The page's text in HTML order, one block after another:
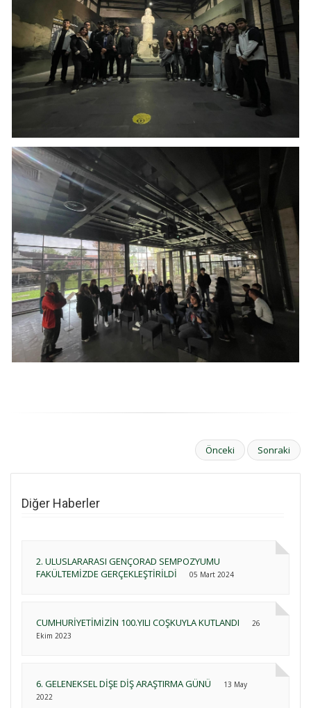
Önceki Sonraki
Diğer Haberler
2. ULUSLARARASI GENÇORAD SEMPOZYUMU
FAKÜLTEMİZDE GERÇEKLEŞTİRİLDİ
05 Mart 2024
CUMHURİYETİMİZİN 100.YILI COŞKUYLA KUTLANDI
26
Ekim 2023
6. GELENEKSEL DİŞE DİŞ ARAŞTIRMA GÜNÜ
13 May
2022